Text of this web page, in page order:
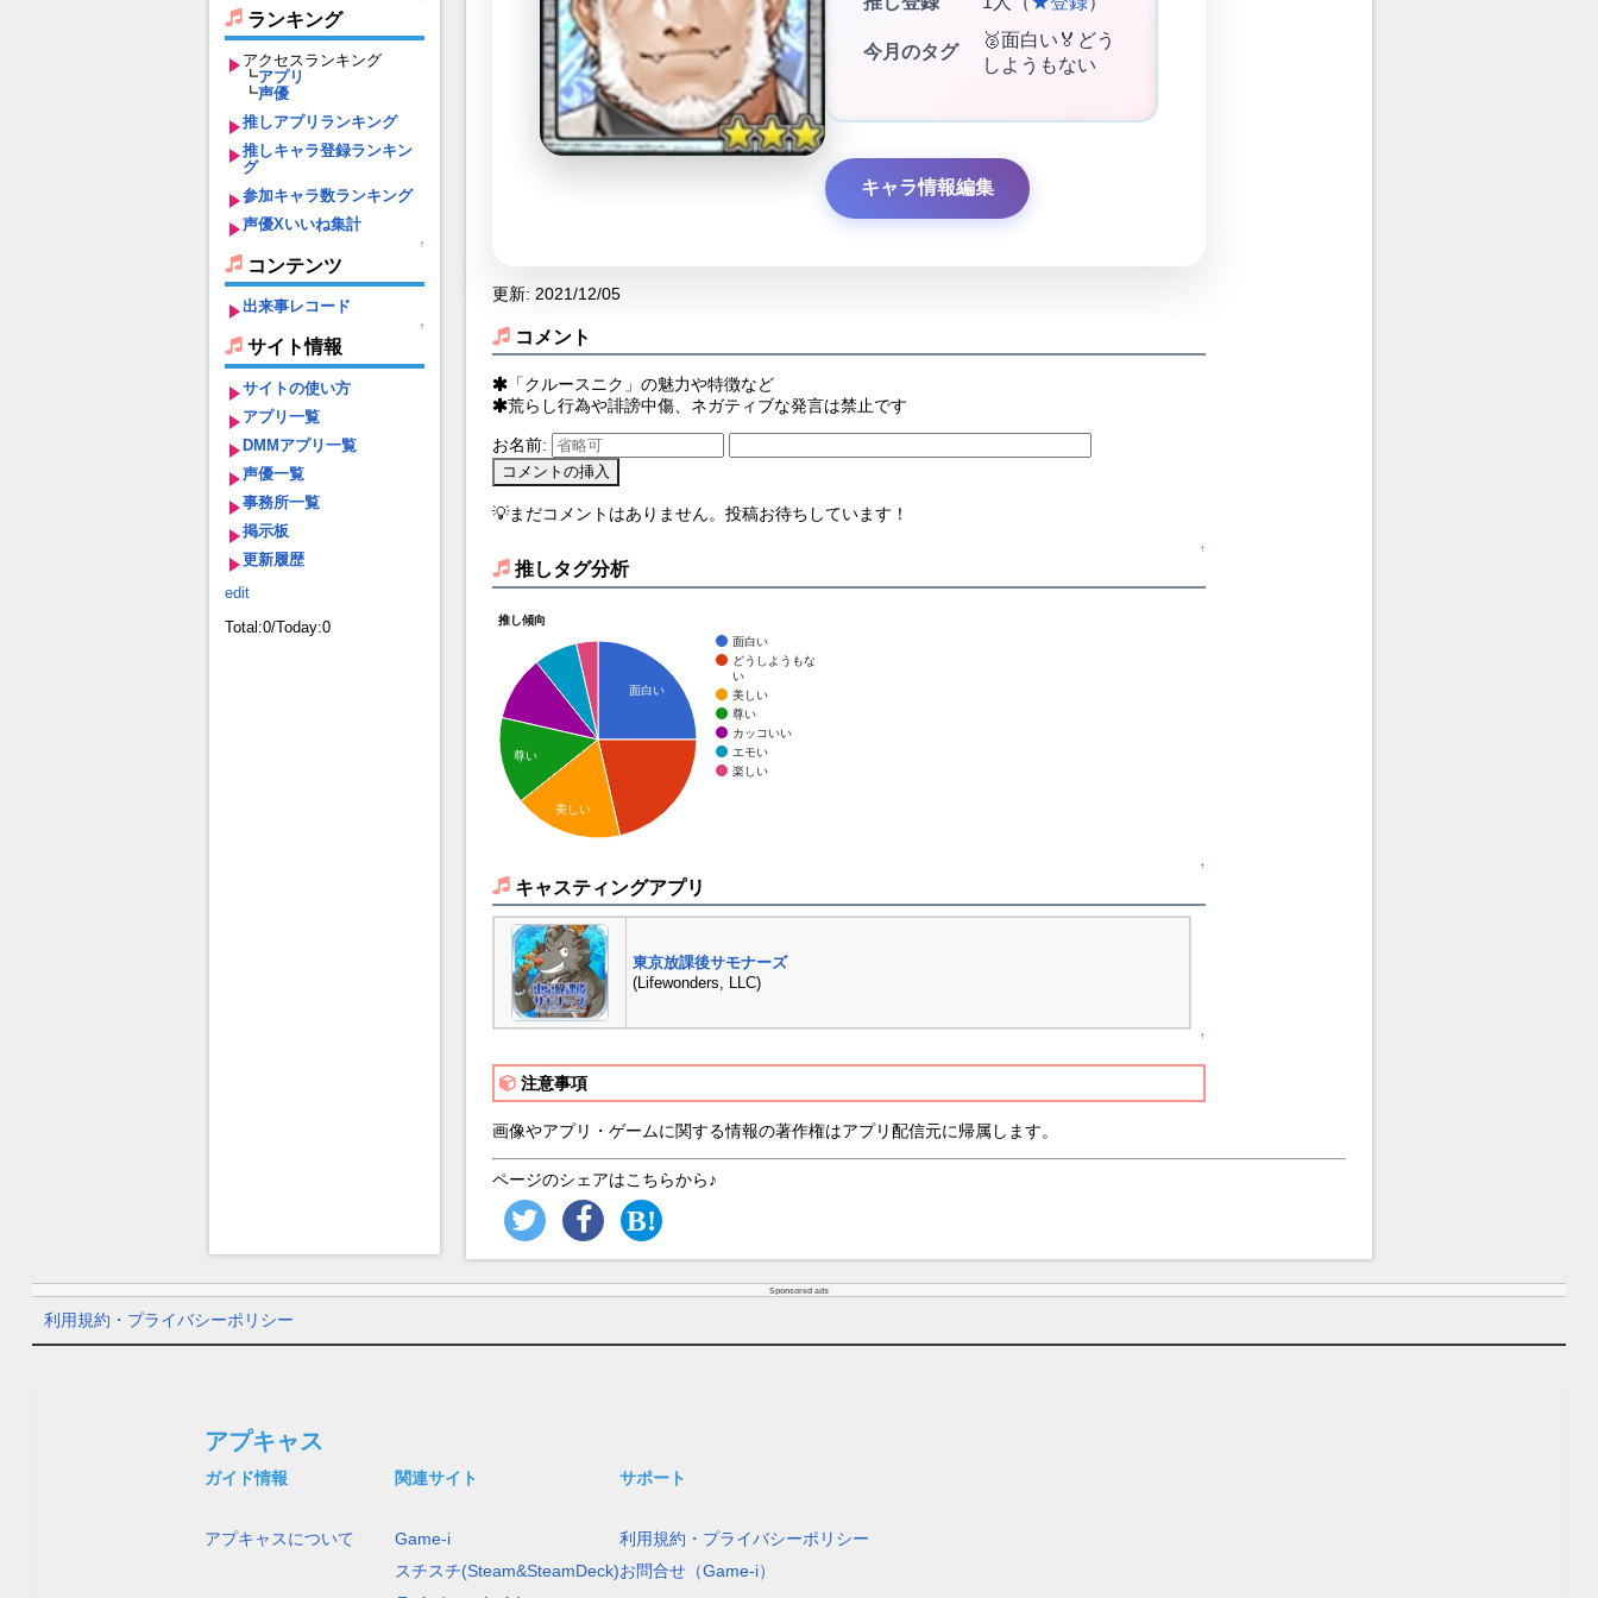
ランキング
アクセスランキング
┗アプリ
┗声優
推しアプリランキング
推しキャラ登録ランキン
グ
参加キャラ数ランキング
声優Xいいね集計
↑
コンテンツ
出来事レコード
↑
サイト情報
サイトの使い方
アプリ一覧
DMMアプリ一覧
声優一覧
事務所一覧
掲示板
更新履歴
edit
Total:0/Today:0
今月のタグ
🥈面白い🏅どう
しようもない
キャラ情報編集
更新: 2021/12/05
コメント
「クルースニク」の魅力や特徴など
荒らし行為や誹謗中傷、ネガティブな発言は禁止です
お名前:
💡まだコメントはありません。投稿お待ちしています！
↑
推しタグ分析
推し傾向
面白い
どうしようもな
い
美しい
尊い
カッコいい
エモい
楽しい
面白い
尊い
美しい
↑
キャスティングアプリ
東京放課後サモナーズ
(Lifewonders, LLC)
↑
注意事項
画像やアプリ・ゲームに関する情報の著作権はアプリ配信元に帰属します。
ページのシェアはこちらから♪
Sponsored ads
利用規約・プライバシーポリシー
アプキャス
ガイド情報
アプキャスについて
関連サイト
Game-i
スチスチ(Steam&SteamDeck)
サポート
利用規約・プライバシーポリシー
お問合せ（Game-i）